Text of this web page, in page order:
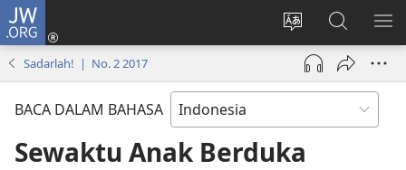
JW.ORG
Ganti
bahasa
situs
Log
(terbuka
window
Cari
di
JW.ORG
Sadarlah! | No. 2 2017
BACA DALAM BAHASA
Sewaktu Anak Berduka